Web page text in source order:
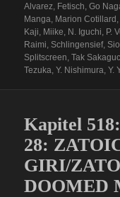
Alvarez, Fetisch,Go
Manga, Marion Cotillard ,
Kaji, Miike, N. Iguchi, P.
Raimi, Schlingensief,
Splitscreen,Tak
Tezuka,Y. Nishimura,Y.
Kapitel
28:
GIRI/
DOOMED